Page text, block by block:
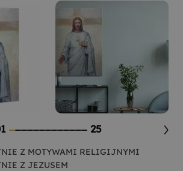
25
Z MOTYWAMI RELIGIJNYMI
Z JEZUSEM